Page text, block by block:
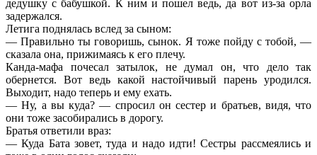
дедушку с бабушкой. К ним и пошел ведь, да вот из-за орла
задержался.
Летига поднялась вслед за сыном:
— Правильно ты говоришь, сынок. Я тоже пойду с тобой, —
сказала она, прижимаясь к его плечу.
Канда-мафа почесал затылок, не думал он, что дело так
обернется. Вот ведь какой настойчивый парень уродился.
Выходит, надо теперь и ему ехать.
— Ну, а вы куда? — спросил он сестер и братьев, видя, что
они тоже засобирались в дорогу.
Братья ответили враз:
— Куда Бата зовет, туда и надо идти! Сестры рассмеялись и